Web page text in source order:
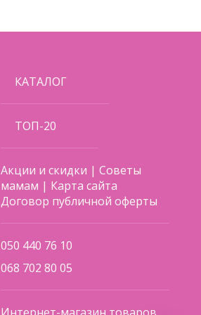
КАТАЛОГ
ТОП-20
Акции и скидки |Советы
мамам | Карта сайта
Договор публичной оферты
050 440 76 10
068 702 80 05